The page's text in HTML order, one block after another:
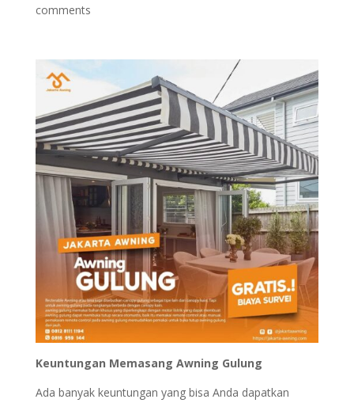
comments
Keuntungan Memasang Awning Gulung
Ada banyak keuntungan yang bisa Anda dapatkan